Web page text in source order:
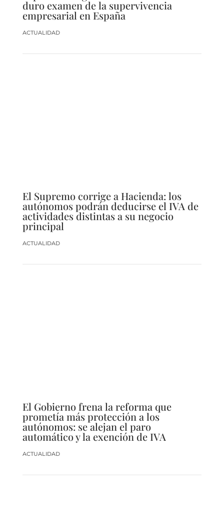
duro examen de la supervivencia
empresarial en España
ACTUALIDAD
El Supremo corrige a Hacienda: los
autónomos podrán deducirse el IVA de
actividades distintas a su negocio
principal
ACTUALIDAD
El Gobierno frena la reforma que
prometía más protección a los
autónomos: se alejan el paro
automático y la exención de IVA
ACTUALIDAD